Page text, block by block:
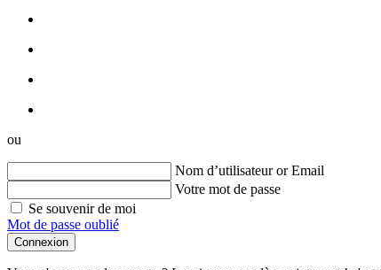
ou
Nom d’utilisateur or Email
Votre mot de passe
Se souvenir de moi
Mot de passe oublié
Connexion